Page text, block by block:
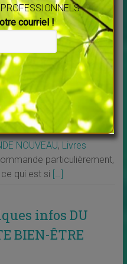
Van Cayzeele
NOUVEAU, Livres
particulièrement,
qui est si […]
infos DU
BIEN-ÊTRE
courriel !